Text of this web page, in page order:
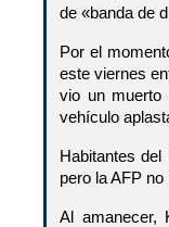
de «banda de
Por el
este viernes
vio un muerto
vehículo
Habitantes
pero la AFP
Al amanecer,